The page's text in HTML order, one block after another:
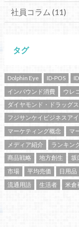
社員コラム (11)
タグ
Dolphin Eye ID-POS
インバウンド消費
ウレ
ダイヤモンド・ドラッグ
フジサンケイビジネスアイ
マーケティング概念
マ
メディア紹介
ランキン
商品戦略
地方創生 坂
市場
平均売価 日用品
流通用語
生活者 米倉